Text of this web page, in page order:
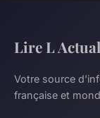
Lire L
Votre source
française et